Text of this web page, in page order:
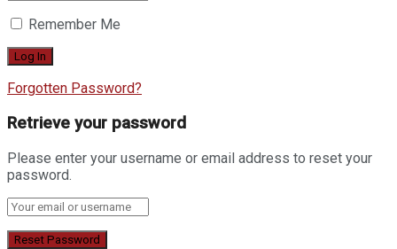
Remember Me
Forgotten Password?
Retrieve your password
Please enter your username or email address to reset your
password.